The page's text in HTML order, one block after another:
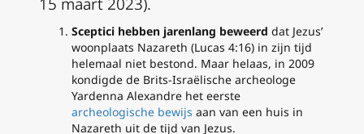
Sceptici hebben jarenlang beweerd dat Jezus’
woonplaats Nazareth (Lucas 4:16) in zijn tijd
helemaal niet bestond. Maar helaas, in 2009
kondigde de Brits-Israëlische archeologe
Yardenna Alexandre het eerste
archeologische bewijs aan van een huis in
Nazareth uit de tijd van Jezus.